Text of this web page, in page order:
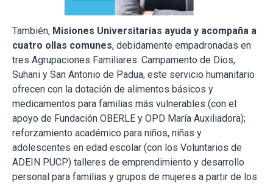
También, Misiones Universitarias ayuda y acompaña a
cuatro ollas comunes, debidamente empadronadas en
tres Agrupaciones Familiares: Campamento de Dios,
Suhani y San Antonio de Padua, este servicio humanitario
ofrecen con la dotación de alimentos básicos y
medicamentos para familias más vulnerables (con el
apoyo de Fundación OBERLE y OPD María Auxiliadora);
reforzamiento académico para niños, niñas y
adolescentes en edad escolar (con los Voluntarios de
ADEIN PUCP) talleres de emprendimiento y desarrollo
personal para familias y grupos de mujeres a partir de los